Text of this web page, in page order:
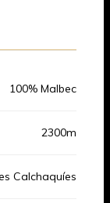
100% Malbec
2300m
Calchaquíes